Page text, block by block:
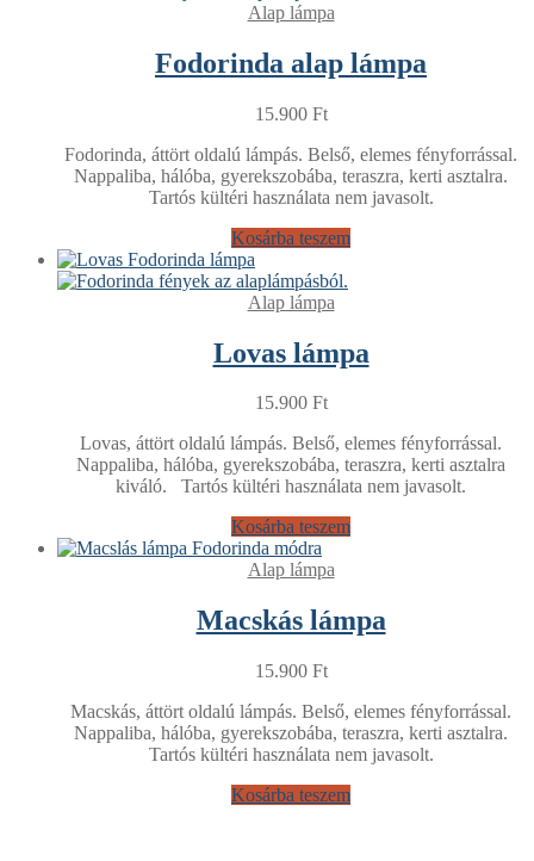
Alap lámpa
Fodorinda alap lámpa
15.900 Ft
Fodorinda, áttört oldalú lámpás. Belső, elemes fényforrással.
Nappaliba, hálóba, gyerekszobába, teraszra, kerti asztalra.
Tartós kültéri használata nem javasolt.
Kosárba teszem
Alap lámpa
Lovas lámpa
15.900 Ft
Lovas, áttört oldalú lámpás. Belső, elemes fényforrással.
Nappaliba, hálóba, gyerekszobába, teraszra, kerti asztalra
kiváló. Tartós kültéri használata nem javasolt.
Kosárba teszem
Alap lámpa
Macskás lámpa
15.900 Ft
Macskás, áttört oldalú lámpás. Belső, elemes fényforrással.
Nappaliba, hálóba, gyerekszobába, teraszra, kerti asztalra.
Tartós kültéri használata nem javasolt.
Kosárba teszem